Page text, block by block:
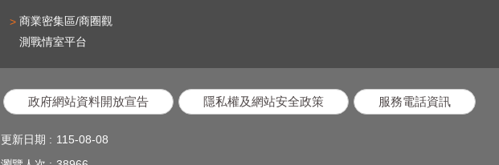
商業密集區/商圈觀
測戰情室平台
政府網站資料開放宣告 隱私權及網站安全政策 服務電話資訊
更新日期
115-08-08